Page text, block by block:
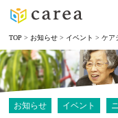
TOP > お知らせ > イベント >ケア
お知らせ イベント